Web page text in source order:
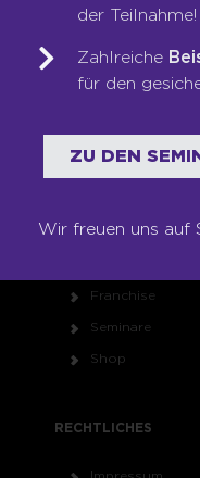
LOOP-Prozess®
WER WIR SIND
Team
Referenzen
Franchise
Seminare
Shop
RECHTLICHES
der Teilnahme!
Zahlreiche
für den
ZU DEN
Wir freuen uns auf